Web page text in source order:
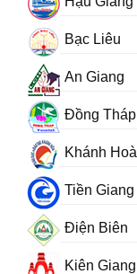
Bạc Liêu
An Giang
Đồng Tháp
Khánh Hoà
Tiền Giang
Điện Biên
Kiên Giang